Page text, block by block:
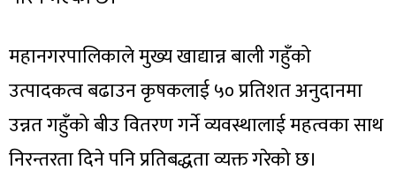
महानगरपालिकाले मुख्य खाद्यान्न बाली गहुँको
उत्पादकत्व बढाउन कृषकलाई ५० प्रतिशत अनुदानमा
उन्नत गहुँको बीउ वितरण गर्ने व्यवस्थालाई महत्वका साथ
निरन्तरता दिने पनि प्रतिबद्धता व्यक्त गरेको छ।